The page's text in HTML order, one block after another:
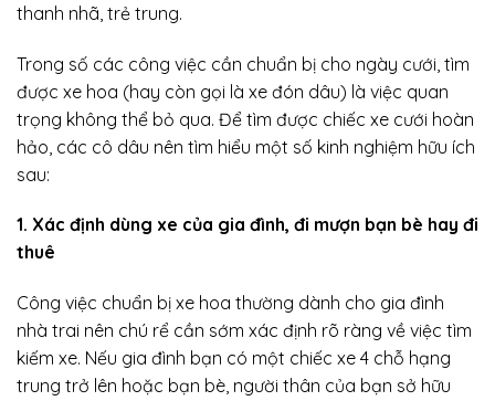
thanh nhã, trẻ trung.
Trong số các công việc cần chuẩn bị cho ngày cưới, tìm
được xe hoa (hay còn gọi là xe đón dâu) là việc quan
trọng không thể bỏ qua. Để tìm được chiếc xe cưới hoàn
hảo, các cô dâu nên tìm hiểu một số kinh nghiệm hữu ích
sau:
1. Xác định dùng xe của gia đình, đi mượn bạn bè hay đi
thuê
Công việc chuẩn bị xe hoa thường dành cho gia đình
nhà trai nên chú rể cần sớm xác định rõ ràng về việc tìm
kiếm xe. Nếu gia đình bạn có một chiếc xe 4 chỗ hạng
trung trở lên hoặc bạn bè, người thân của bạn sở hữu